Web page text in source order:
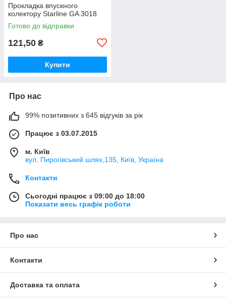
Прокладка впускного
колектору Starline GA 3018
Готово до відправки
121,50 ₴
Купити
Про нас
99% позитивних з 645 відгуків за рік
Працює з 03.07.2015
м. Київ
вул. Пирогівський шлях,135, Київ, Україна
Контакти
Сьогодні працює з 09:00 до 18:00
Показати весь графік роботи
Про нас
Контакти
Доставка та оплата